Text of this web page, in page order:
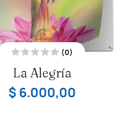
a
o
r
(0)
La Alegría
$6.000,00